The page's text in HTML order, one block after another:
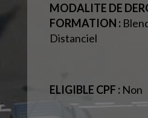
MODALITE DE
FORMATION :
Distanciel
ELIGIBLE CPF : Non